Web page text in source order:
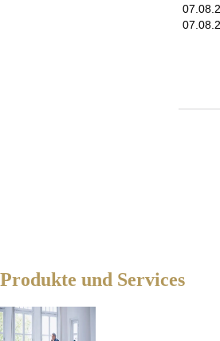
Produkte und Services